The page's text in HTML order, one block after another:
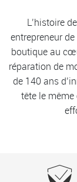
L’histoire
entrepreneur
boutique au
réparation de
de 140 ans
tête le